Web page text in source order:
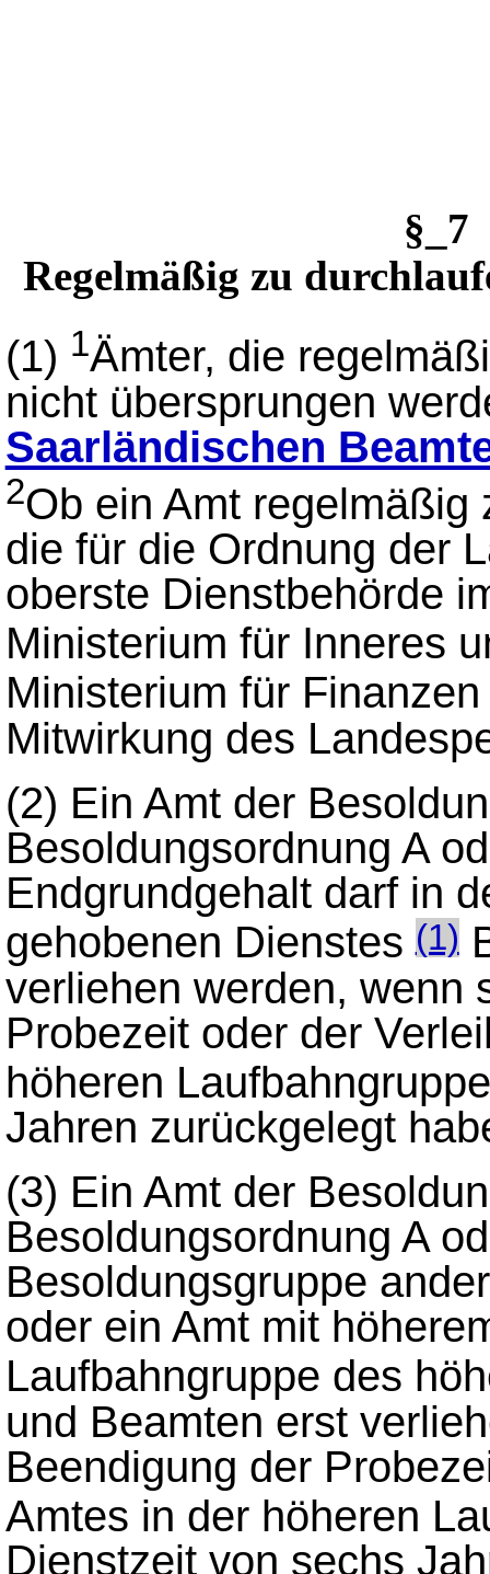
Regelmäßig zu
(1) 1Ämter, die
nicht übersprungen
Saarländischen
2Ob ein Amt
die für die Ordnung der
oberste Dienstbehörde
Ministerium für Inneres
Ministerium für
Mitwirkung des
(2) Ein Amt der
Besoldungsordnung A
Endgrundgehalt darf in
gehobenen Dienstes(1)
verliehen werden, wenn
Probezeit oder der
höheren
Jahren zurückgelegt
(3) Ein Amt der
Besoldungsordnung A
Besoldungsgruppe
oder ein Amt mit
Laufbahngruppe des
und Beamten erst
Beendigung der
Amtes in der höheren
Dienstzeit von sechs